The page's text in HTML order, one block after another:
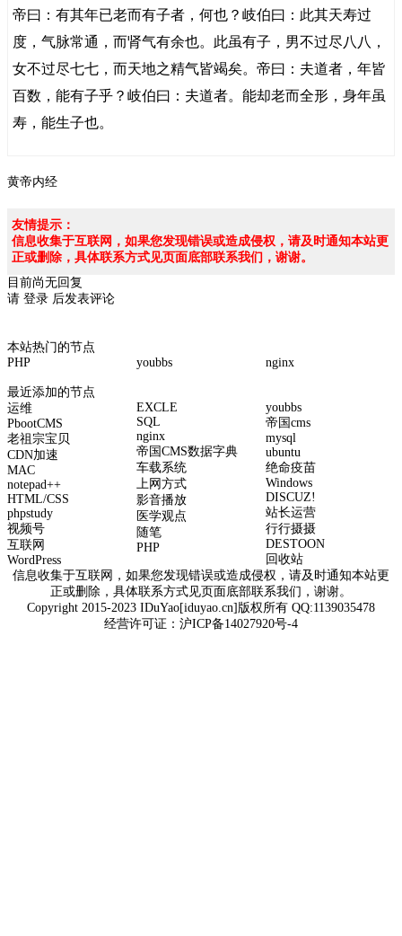
帝曰：有其年已老而有子者，何也？岐伯曰：此其天寿过
度，气脉常通，而肾气有余也。此虽有子，男不过尽八八，
女不过尽七七，而天地之精气皆竭矣。帝曰：夫道者，年皆
百数，能有子乎？岐伯曰：夫道者。能却老而全形，身年虽
寿，能生子也。
黄帝内经
友情提示：
信息收集于互联网，如果您发现错误或造成侵权，请及时通知本站更
正或删除，具体联系方式见页面底部联系我们，谢谢。
目前尚无回复
请 登录 后发表评论
本站热门的节点
PHP
youbbs nginx
最近添加的节点
运维
PbootCMS
老祖宗宝贝
CDN加速
MAC
notepad++
HTML/CSS
phpstudy
视频号
互联网
WordPress
EXCLE
SQL
nginx
帝国CMS数据字典
车载系统
上网方式
影音播放
医学观点
随笔
PHP
youbbs
帝国cms
mysql
ubuntu
绝命疫苗
Windows
DISCUZ!
站长运营
行行摄摄
DESTOON
回收站
信息收集于互联网，如果您发现错误或造成侵权，请及时通知本站更
正或删除，具体联系方式见页面底部联系我们，谢谢。
Copyright 2015-2023 IDuYao[iduyao.cn]版权所有 QQ:1139035478
经营许可证： 沪ICP备14027920号-4